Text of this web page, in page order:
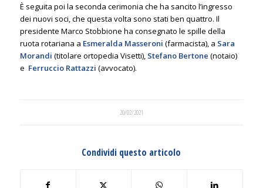
È seguita poi la seconda cerimonia che ha sancito l’ingresso
dei nuovi soci, che questa volta sono stati ben quattro. Il
presidente Marco Stobbione ha consegnato le spille della
ruota rotariana a Esmeralda Masseroni (farmacista), a Sara
Morandi (titolare ortopedia Visetti), Stefano Bertone (notaio)
e Ferruccio Rattazzi (avvocato).
20/02/2021
Condividi questo articolo